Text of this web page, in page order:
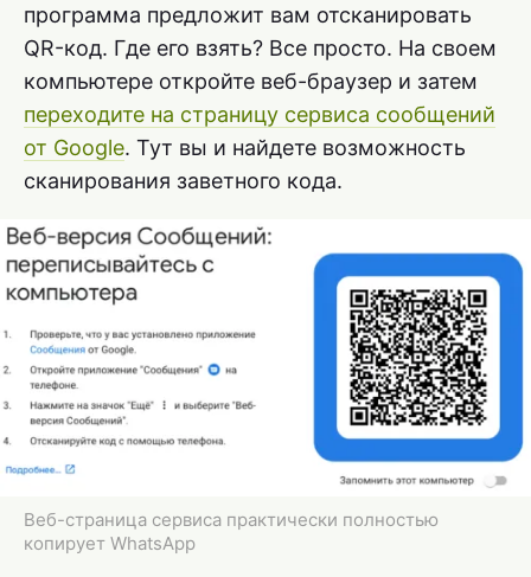
программа предложит вам отсканировать
QR-код. Где его взять? Все просто. На своем
компьютере откройте веб-браузер и затем
переходите на страницу сервиса сообщений
от Google. Тут вы и найдете возможность
сканирования заветного кода.
Веб-страница сервиса практически полностью
копирует WhatsApp